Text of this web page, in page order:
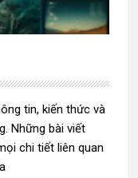
tin, kiến thức và
Những bài viết
chi tiết liên quan